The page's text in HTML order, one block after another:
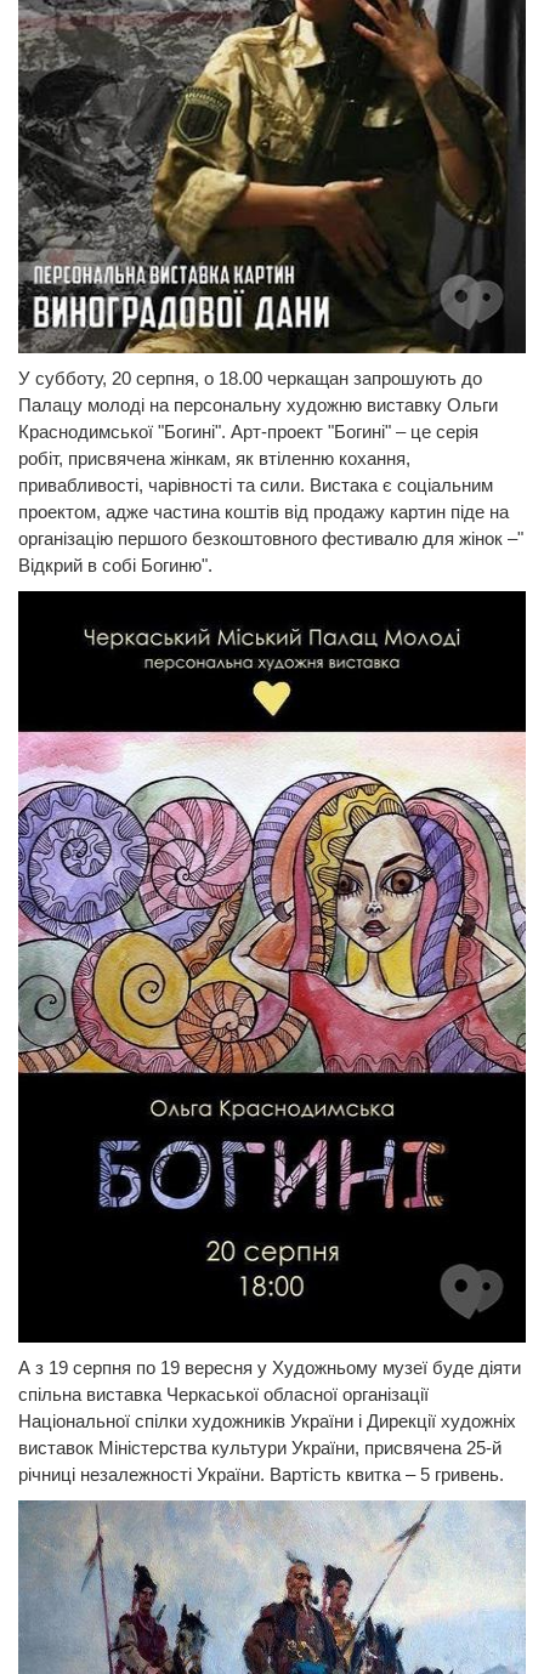
У субботу, 20 серпня, о 18.00 черкащан запрошують до
Палацу молоді на персональну художню виставку Ольги
Краcнодимської "Богині". Арт-проект "Богині" – це серія
робіт, присвячена жінкам, як втіленню кохання,
привабливості, чарівності та сили. Вистака є соціальним
проектом, адже частина коштів від продажу картин піде на
організацію першого безкоштовного фестивалю для жінок –"
Відкрий в собі Богиню".
А з 19 серпня по 19 вересня у Художньому музеї буде діяти
спільна виставка Черкаської обласної організації
Національної спілки художників України і Дирекції художніх
виставок Міністерства культури України, присвячена 25-й
річниці незалежності України. Вартість квитка – 5 гривень.